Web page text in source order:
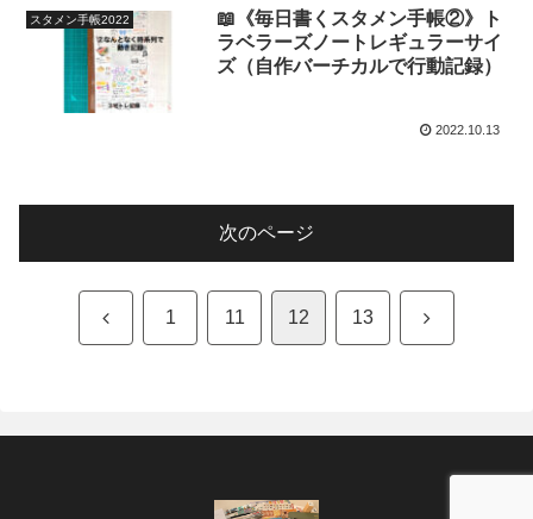
スタメン手帳2022
📖《毎日書くスタメン手帳②》ト
ラベラーズノートレギュラーサイ
ズ（自作バーチカルで行動記録）
2022.10.13
次のページ
前 1 11 12 13 次